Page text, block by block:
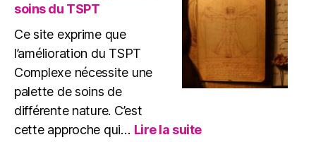
soins du TSPT
Ce site exprime que
l’amélioration du TSPT
Complexe nécessite une
palette de soins de
différente nature. C’est
cette approche qui… Lire la suite: